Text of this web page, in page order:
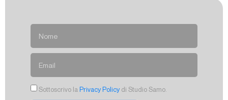
Sottoscrivo la Privacy Policy di Studio Samo.